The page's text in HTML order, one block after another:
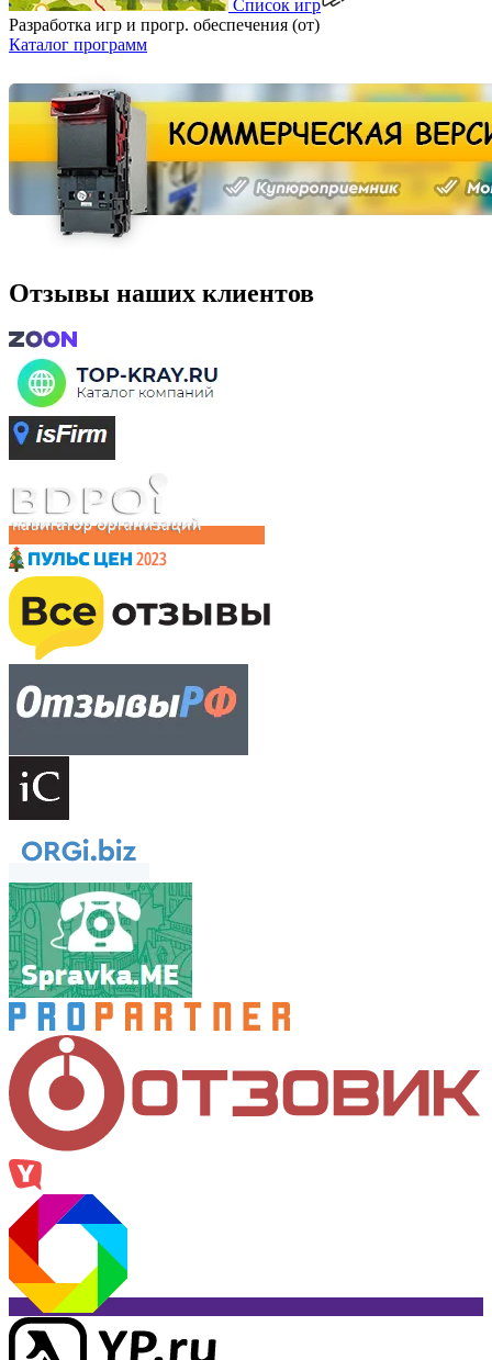
Список игр
Разработка игр и прогр. обеспечения (от)
Каталог программ
Отзывы наших клиентов